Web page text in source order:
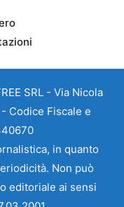
SRL - Via Nicola
- Codice Fiscale e
in quanto
Non può
editoriale ai sensi